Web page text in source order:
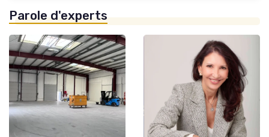
Parole d'experts